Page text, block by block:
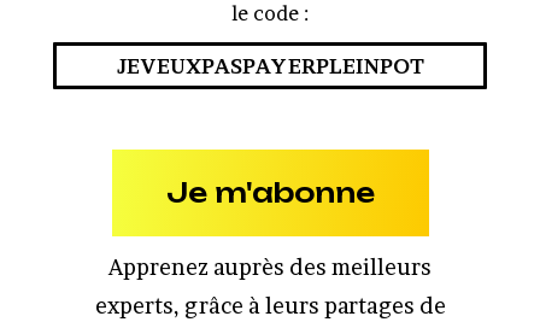
le code :
JEVEUXPASPAYERPLEINPOT
Je m'abonne
Apprenez auprès des meilleurs
experts, grâce à leurs partages de